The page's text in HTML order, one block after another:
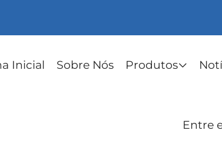
Inicial Sobre Nós Produtos
Entre